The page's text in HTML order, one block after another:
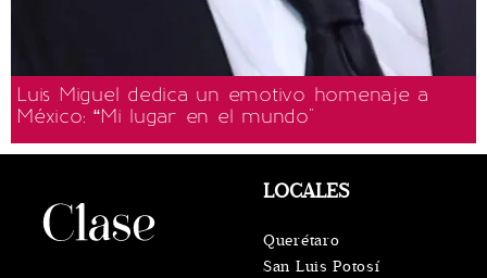
Luis Miguel dedica un emotivo homenaje a
México: “Mi lugar en el mundo"
LOCALES
Querétaro
San Luis Potosí